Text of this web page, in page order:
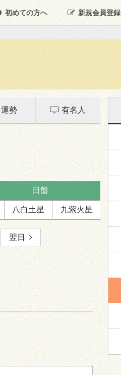
初めての方へ 新規会員登録
運勢 有名人
日盤
八白土星 九紫火星
翌日